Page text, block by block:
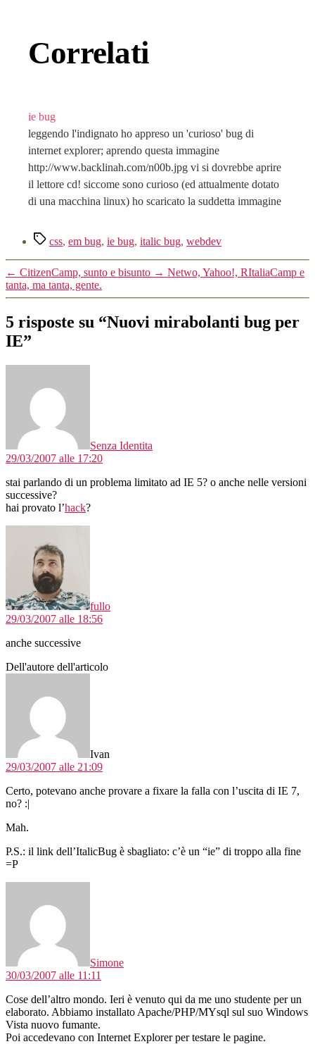
Correlati
ie bug
leggendo l'indignato ho appreso un 'curioso' bug di
internet explorer; aprendo questa immagine
http://www.backlinah.com/n00b.jpg vi si dovrebbe aprire
il lettore cd! siccome sono curioso (ed attualmente dotato
di una macchina linux) ho scaricato la suddetta immagine
contenuto:
Tag css, em bug, ie bug, italic bug, webdev
← CitizenCamp, sunto e bisunto → Netwo, Yahoo!, RItaliaCamp e
tanta, ma tanta, gente.
5 risposte su “Nuovi mirabolanti bug per
IE”
Senza Identita
29/03/2007 alle 17:20
stai parlando di un problema limitato ad IE 5? o anche nelle versioni
successive?
hai provato l’hack?
fullo
29/03/2007 alle 18:56
anche successive
Dell'autore dell'articolo
Ivan
29/03/2007 alle 21:09
Certo, potevano anche provare a fixare la falla con l’uscita di IE 7,
no? :|
Mah.
P.S.: il link dell’ItalicBug è sbagliato: c’è un “ie” di troppo alla fine
=P
Simone
30/03/2007 alle 11:11
Cose dell’altro mondo. Ieri è venuto qui da me uno studente per un
elaborato. Abbiamo installato Apache/PHP/MYsql sul suo Windows
Vista nuovo fumante.
Poi accedevano con Internet Explorer per testare le pagine.